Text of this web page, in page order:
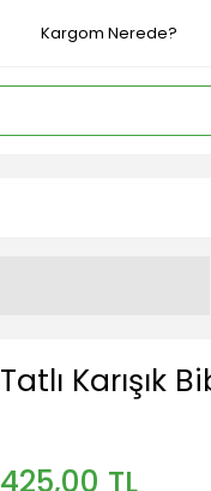
Kargom Nerede?
Tatlı Karışık
425,00 TL